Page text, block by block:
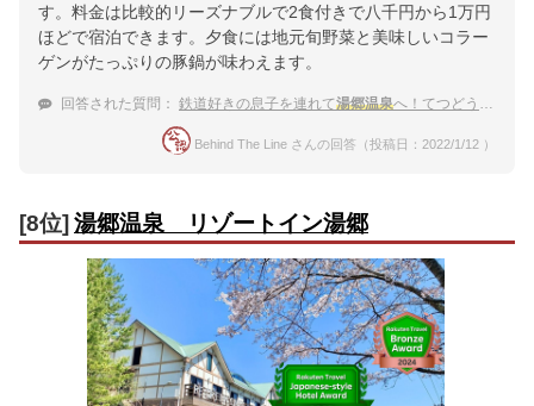
す。料金は比較的リーズナブルで2食付きで八千円から1万円
ほどで宿泊できます。夕食には地元旬野菜と美味しいコラー
ゲンがたっぷりの豚鍋が味わえます。
回答された質問： 鉄道好きの息子を連れて湯郷温泉へ！てつどう模型館にも行きやすいお宿
Behind The Line さんの回答（投稿日：2022/1/12 ）
[8位] 湯郷温泉 リゾートイン湯郷